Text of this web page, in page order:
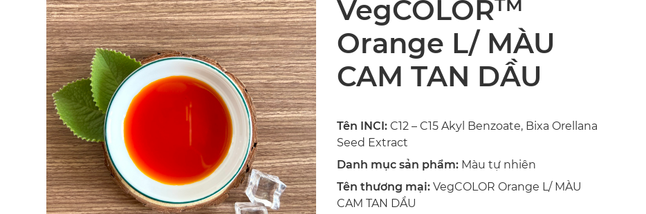
VegCOLORTM
Orange L/ MÀU
CAM TAN DẦU
Tên INCI: C12 – C15 Akyl Benzoate, Bixa Orellana
Seed Extract
Danh mục sản phẩm: Màu tự nhiên
Tên thương mại: VegCOLOR Orange L/ MÀU
CAM TAN DẦU